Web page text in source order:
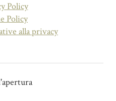
Policy
Policy
alla privacy